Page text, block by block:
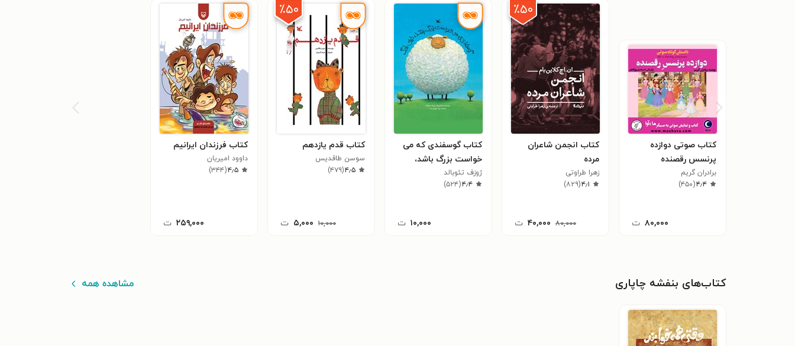
کتاب صوتی دوازده
پرنسس رقصنده
برادران گریم
۴٫۴(۴۵۰)
۸۰,۰۰۰ ت
٪۵۰
کتاب انجمن شاعران
مرده
زهرا طراوتی
۴٫۱(۸۲۹)
۸۰,۰۰۰ ۴۰,۰۰۰ ت
کتاب گوسفندی که می
خواست بزرگ باشد،
خیلی بزرگ
ژوزف تئوبالد
۴٫۴(۵۲۴)
۱۰,۰۰۰ ت
٪۵۰
کتاب قدم یازدهم
سوسن طاقدیس
۴٫۵(۴۷۹)
۱۰,۰۰۰ ۵,۰۰۰ ت
کتاب فرزندان ایرانیم
داوود امیریان
۴٫۵(۳۴۴)
۲۵۹,۰۰۰ ت
کتاب‌های بنفشه چاپاری مشاهده همه